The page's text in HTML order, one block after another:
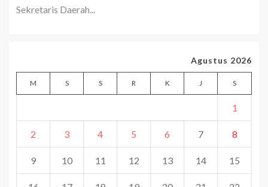
Sekretaris Daerah...
Agustus 2026
M S S R K J S
1
2 3 4 5 6 7 8
9 10 11 12 13 14 15